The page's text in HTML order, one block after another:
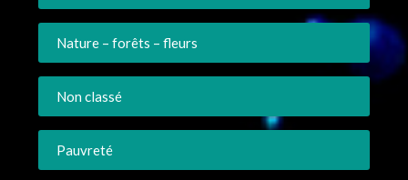
Nature – forêts – fleurs
Non classé
Pauvreté